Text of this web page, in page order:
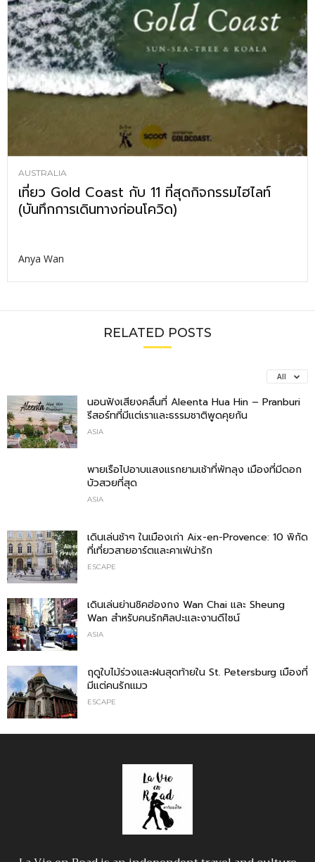
AUSTRALIA
เที่ยว Gold Coast กับ 11 ที่สุดกิจกรรมไฮไลท์
(บันทึกการเดินทางก่อนโควิด)
Anya Wan
RELATED POSTS
All
นอนฟังเสียงคลื่นที่ Aleenta Hua Hin – Pranburi
รีสอร์ทที่มีแต่เราและธรรมชาติพูดคุยกัน
ASIA
พายเรือไปอาบแสงแรกยามเช้าที่พัทลุง เมืองที่มีดอก
บัวสวยที่สุด
ASIA
เดินเล่นช้าๆ ในเมืองเก่า Aix-en-Provence: 10 พิกัด
ที่เที่ยวสายอาร์ตและคาเฟ่น่ารัก
ESCAPE
เดินเล่นย่านชิคฮ่องกง Wan Chai และ Sheung
Wan สำหรับคนรักศิลปะและงานดีไซน์
ASIA
ฤดูใบไม้ร่วงและฝนสุดท้ายใน St. Petersburg เมืองที่
มีแต่คนรักแมว
ESCAPE